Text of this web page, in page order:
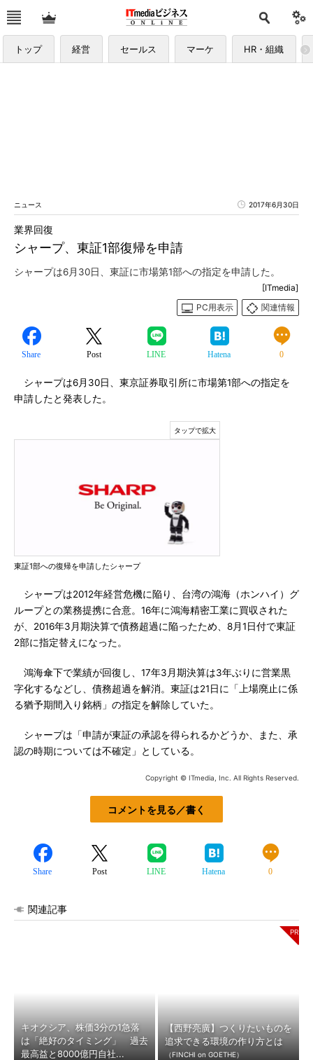
トップ 経営 セールス マーケ HR・組織
ニュース 2017年6月30日
シャープ、東証1部復帰を申請
業界回復
シャープは6月30日、東証に市場第1部への指定を申請した。
[ITmedia]
PC用表示
関連情報
Share Post LINE Hatena 0
シャープは6月30日、東京証券取引所に市場第1部への指定を
申請したと発表した。
東証1部への復帰を申請したシャープ
シャープは2012年経営危機に陥り、台湾の鴻海（ホンハイ）グ
ループとの業務提携に合意。16年に鴻海精密工業に買収された
が、2016年3月期決算で債務超過に陥ったため、8月1日付で東証
2部に指定替えになった。
鴻海傘下で業績が回復し、17年3月期決算は3年ぶりに営業黒
字化するなどし、債務超過を解消。東証は21日に「上場廃止に係
る猶予期間入り銘柄」の指定を解除していた。
シャープは「申請が東証の承認を得られるかどうか、また、承
認の時期については不確定」としている。
Copyright © ITmedia, Inc. All Rights Reserved.
コメントを見る／書く
Share Post LINE Hatena 0
関連記事
キオクシア、株価3分の1急落
は「絶好のタイミング」 過去
最高益と8000億円自社...
【西野亮廣】つくりたいものを
追求できる環境の作り方とは
（FINCHI on GOETHE）